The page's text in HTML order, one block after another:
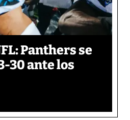
Panthers se
30 ante los